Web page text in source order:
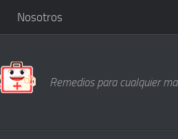
Nosotros
Remedios para cualquier